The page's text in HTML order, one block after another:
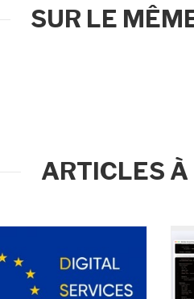
SUR LE
ARTICLES À